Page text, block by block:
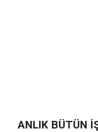
ANLIK BÜTÜN